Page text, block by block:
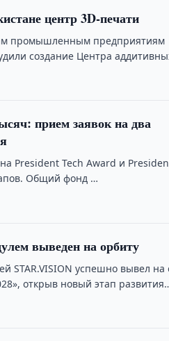
центр 3D-печати
промышленным предприятиям
создание Центра
прием заявок на два
President Tech Award и
Общий фонд …
выведен на орбиту
STAR.VISION успешно вывел на
открыв новый этап развития